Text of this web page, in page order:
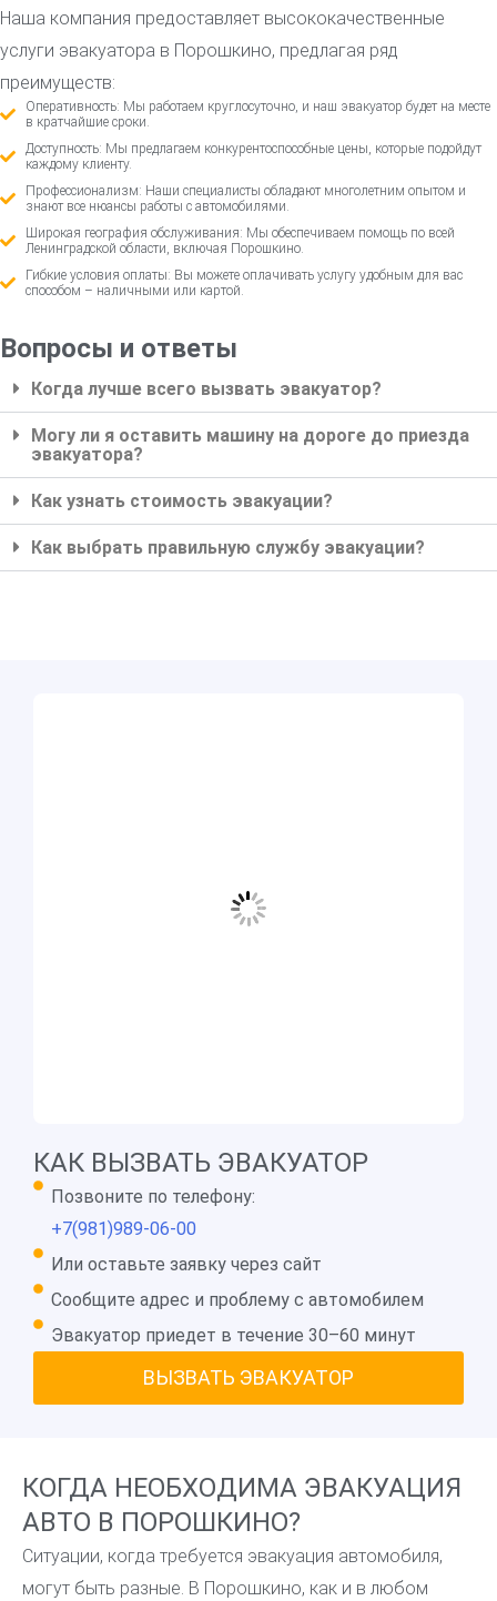
Наша компания предоставляет высококачественные
услуги эвакуатора в Порошкино, предлагая ряд
преимуществ:
Оперативность: Мы работаем круглосуточно, и наш эвакуатор будет на месте
в кратчайшие сроки.
Доступность: Мы предлагаем конкурентоспособные цены, которые подойдут
каждому клиенту.
Профессионализм: Наши специалисты обладают многолетним опытом и
знают все нюансы работы с автомобилями.
Широкая география обслуживания: Мы обеспечиваем помощь по всей
Ленинградской области, включая Порошкино.
Гибкие условия оплаты: Вы можете оплачивать услугу удобным для вас
способом – наличными или картой.
Вопросы и ответы
Когда лучше всего вызвать эвакуатор?
Могу ли я оставить машину на дороге до приезда
эвакуатора?
Как узнать стоимость эвакуации?
Как выбрать правильную службу эвакуации?
КАК ВЫЗВАТЬ ЭВАКУАТОР
Позвоните по телефону:
+7(981)989-06-00
Или оставьте заявку через сайт
Сообщите адрес и проблему с автомобилем
Эвакуатор приедет в течение 30–60 минут
ВЫЗВАТЬ ЭВАКУАТОР
КОГДА НЕОБХОДИМА ЭВАКУАЦИЯ
АВТО В ПОРОШКИНО?
Ситуации, когда требуется эвакуация автомобиля,
могут быть разные. В Порошкино, как и в любом